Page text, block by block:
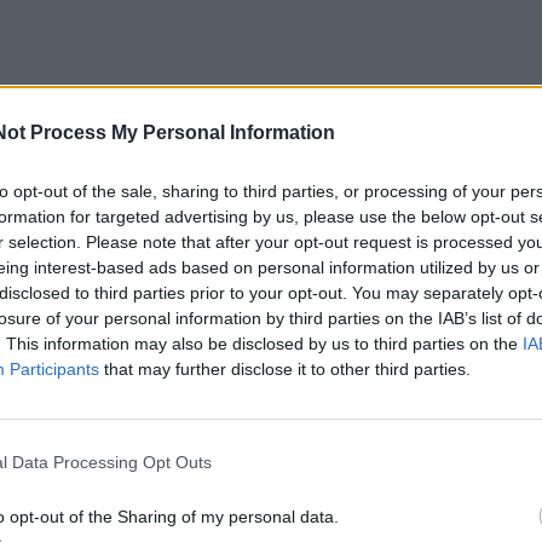
Process My Personal Information
opt-out of the sale, sharing to third parties, or processing of your
for targeted advertising by us, please use the below opt-out
selection. Please note that after your opt-out request is processed
interest-based ads based on personal information utilized by us
to third parties prior to your opt-out. You may separately
of your personal information by third parties on the IAB’s list of
This information may also be disclosed by us to third parties on the
Participants that may further disclose it to other third parties.
Data Processing Opt Outs
opt-out of the Sharing of my personal data.
žaidime pora nusprendė todėl, jog per televizorių
sudomino. Vaida nusprendė užregistruoti savo vyrą
iššūkiui ryžtis abiem.
kad tikrai ne – tegul dalyvauja vienas. Jam teko dar
kol nedrąsiai sutikau. Mūsų abiejų nuostabai,